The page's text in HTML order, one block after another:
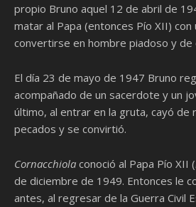
propio Bruno aquel 12 de abril de
matar al Papa (entonces Pío XII) con
convertirse en hombre piadoso y de
El día 23 de mayo de 1947 Bruno
acompañado de un sacerdote y un
último, al entrar en la gruta, cayó de
pecados y se convirtió.
Cornacchiola conoció al Papa Pío XII (
de diciembre de 1949. Entonces le
antes, al regresar de la Guerra Civil